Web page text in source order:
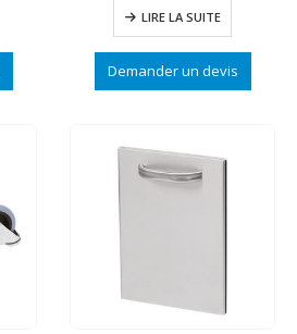
LIRE LA SUITE
Demander un devis